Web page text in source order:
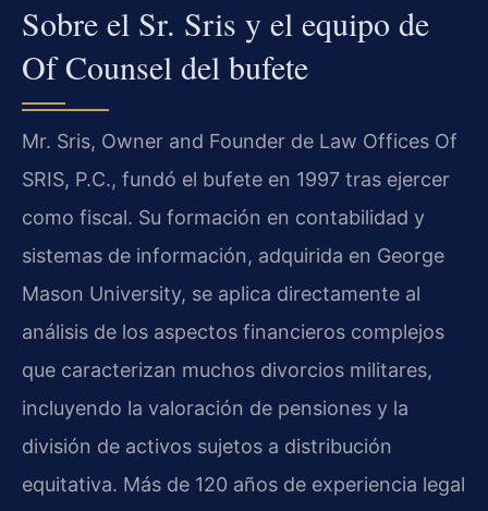
Sobre el Sr. Sris y el equipo de
Of Counsel del bufete
Mr. Sris, Owner and Founder de Law Offices Of
SRIS, P.C., fundó el bufete en 1997 tras ejercer
como fiscal. Su formación en contabilidad y
sistemas de información, adquirida en George
Mason University, se aplica directamente al
análisis de los aspectos financieros complejos
que caracterizan muchos divorcios militares,
incluyendo la valoración de pensiones y la
división de activos sujetos a distribución
equitativa. Más de 120 años de experiencia legal